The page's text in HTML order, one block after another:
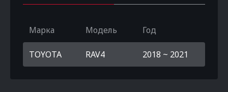
Марка Модель Год
TOYOTA RAV4 2018 ~ 2021